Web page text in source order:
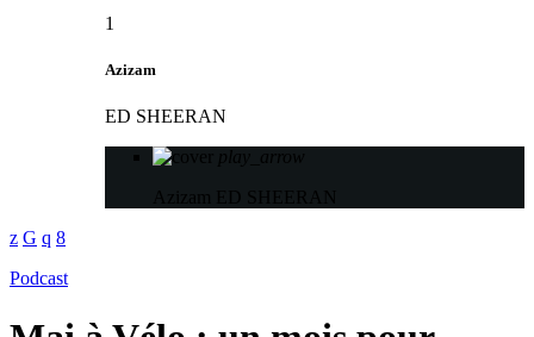
1
Azizam
ED SHEERAN
play_arrow
Azizam
ED SHEERAN
Podcast